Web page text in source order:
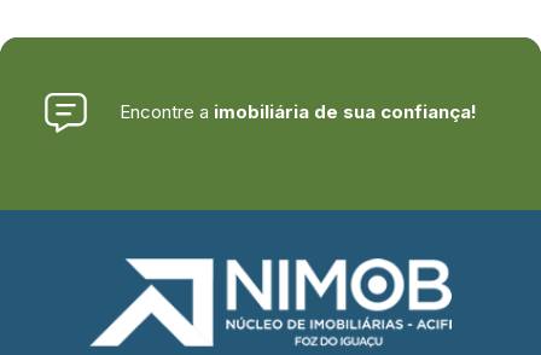
Encontre a imobiliária de sua confiança!